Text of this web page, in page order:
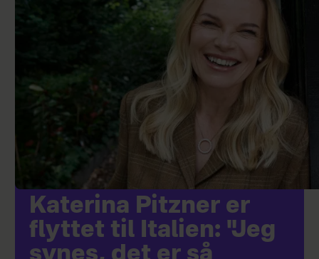
Katerina Pitzner er
flyttet til Italien: "Jeg